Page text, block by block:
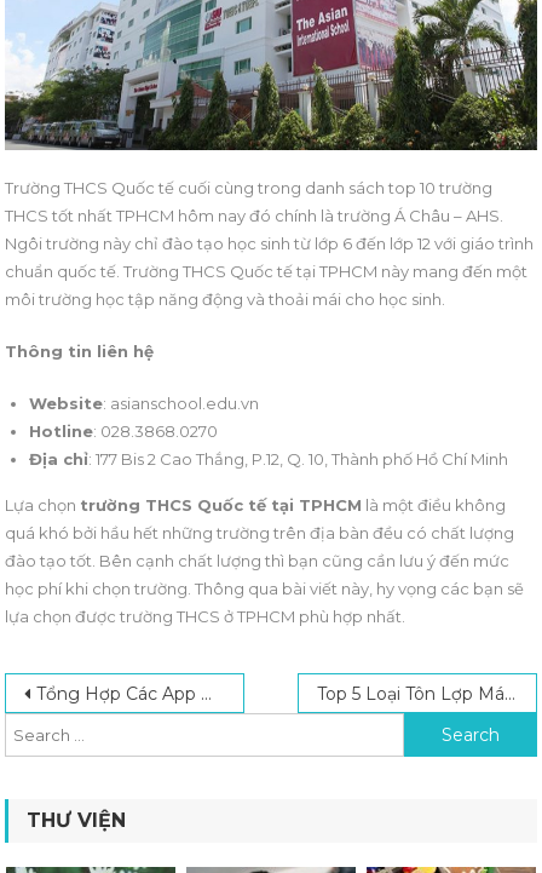
Trường THCS Quốc tế cuối cùng trong danh sách top 10 trường
THCS tốt nhất TPHCM hôm nay đó chính là trường Á Châu – AHS.
Ngôi trường này chỉ đào tạo học sinh từ lớp 6 đến lớp 12 với giáo trình
chuẩn quốc tế. Trường THCS Quốc tế tại TPHCM này mang đến một
môi trường học tập năng động và thoải mái cho học sinh.
Thông tin liên hệ
Website: asianschool.edu.vn
Hotline: 028.3868.0270
Địa chỉ: 177 Bis 2 Cao Thắng, P.12, Q. 10, Thành phố Hồ Chí Minh
Lựa chọn trường THCS Quốc tế tại TPHCM là một điều không
quá khó bởi hầu hết những trường trên địa bàn đều có chất lượng
đào tạo tốt. Bên cạnh chất lượng thì bạn cũng cần lưu ý đến mức
học phí khi chọn trường. Thông qua bài viết này, hy vọng các bạn sẽ
lựa chọn được trường THCS ở TPHCM phù hợp nhất.
Post navigation
Tổng Hợp Các App Học Tiếng Trung Hiệu Quả Được Sử Dụng Nhiều Nhất Top 5 Loại Tôn Lợp Mái Tốt Nhất Hiện Nay Và Được Sử Dụng Phổ Biến
Search for:
THƯ VIỆN